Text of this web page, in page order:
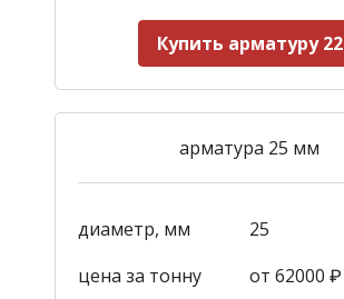
Купить арматуру 22
арматура 25 мм
диаметр, мм
25
цена за тонну
от 62000 ₽